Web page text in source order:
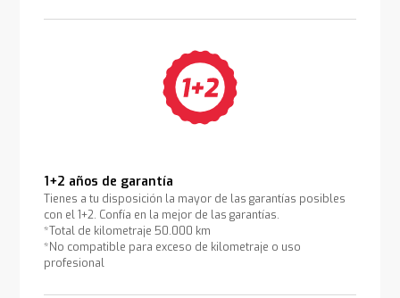
1+2 años de garantía
Tienes a tu disposición la mayor de las garantías posibles
con el 1+2. Confía en la mejor de las garantías.
*Total de kilometraje 50.000 km
*No compatible para exceso de kilometraje o uso
profesional